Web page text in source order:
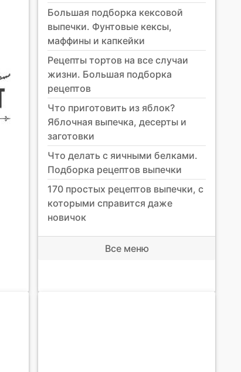
Большая подборка кексовой
выпечки. Фунтовые кексы,
маффины и капкейки
Рецепты тортов на все случаи
жизни. Большая подборка
рецептов
Что приготовить из яблок?
Яблочная выпечка, десерты и
заготовки
Что делать с яичными белками.
Подборка рецептов выпечки
170 простых рецептов выпечки, с
которыми справится даже
новичок
Все меню